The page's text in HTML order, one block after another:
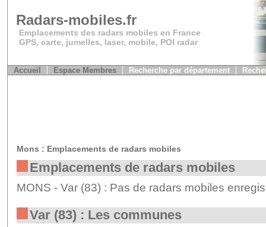
Radars-mobiles.fr
Emplacements des radars mobiles en France
GPS, carte, jumelles, laser, mobile, POI radar
Accueil Espace Membres Recherche par département
Mons : Emplacements de radars mobiles
Emplacements de radars mobiles
MONS - Var (83) : Pas de radars mobiles
Var (83) : Les communes